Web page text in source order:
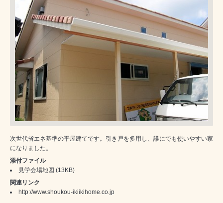
次世代省エネ基準の平屋建てです。引き戸を多用し、誰にでも使いやすい家
になりました。
添付ファイル
見学会場地図 (13KB)
関連リンク
http://www.shoukou-ikiikihome.co.jp